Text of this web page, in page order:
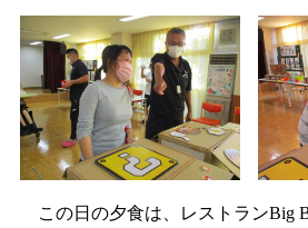
この日の夕食は、レストランBig